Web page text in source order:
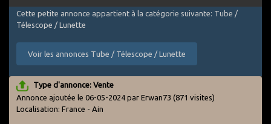
Cette petite annonce appartient à la catégorie suivante: Tube /
Télescope / Lunette
Voir les annonces Tube / Télescope / Lunette
Type d'annonce: Vente
Annonce ajoutée le 06-05-2024 par Erwan73 (871 visites)
Localisation: France - Ain